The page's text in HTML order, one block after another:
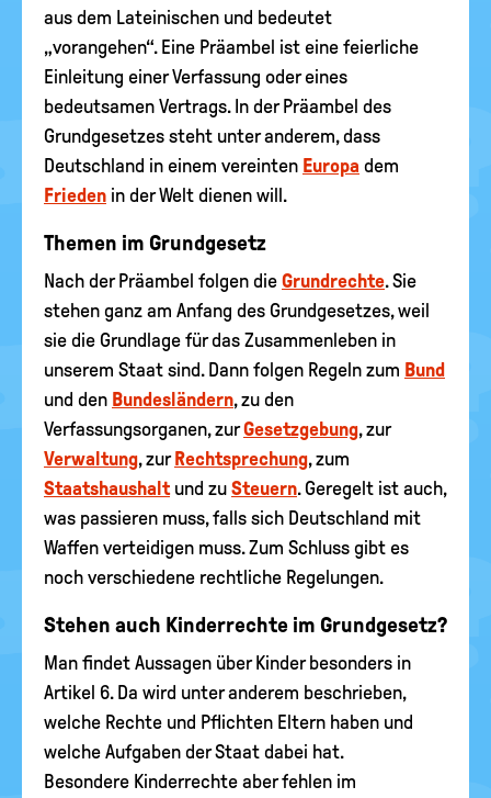
aus dem Lateinischen und bedeutet
„vorangehen“. Eine Präambel ist eine feierliche
Einleitung einer Verfassung oder eines
bedeutsamen Vertrags. In der Präambel des
Grundgesetzes steht unter anderem, dass
Deutschland in einem vereinten Europa dem
Frieden in der Welt dienen will.
Themen im Grundgesetz
Nach der Präambel folgen die Grundrechte. Sie
stehen ganz am Anfang des Grundgesetzes, weil
sie die Grundlage für das Zusammenleben in
unserem Staat sind. Dann folgen Regeln zum Bund
und den Bundesländern, zu den
Verfassungsorganen, zurGesetzgebung, zur
Verwaltung, zur Rechtsprechung, zum
Staatshaushaltund zu Steuern. Geregelt ist auch,
was passieren muss, falls sich Deutschland mit
Waffen verteidigen muss. Zum Schluss gibt es
noch verschiedene rechtliche Regelungen.
Stehen auch Kinderrechte im Grundgesetz?
Man findet Aussagen über Kinder besonders in
Artikel 6. Da wird unter anderem beschrieben,
welche Rechte und Pflichten Eltern haben und
welche Aufgaben der Staat dabei hat.
Besondere Kinderrechte aber fehlen im